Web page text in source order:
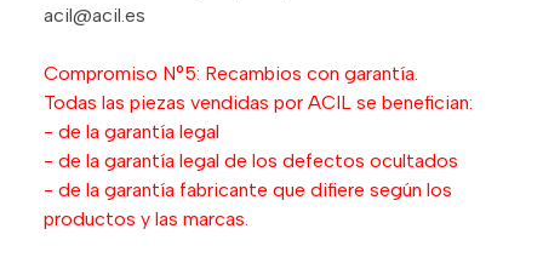
acil@acil.es
Compromiso N°5: Recambios con garantía.
Todas las piezas vendidas por ACIL se benefician:
- de la garantía legal
- de la garantía legal de los defectos ocultados
- de la garantía fabricante que difiere según los
productos y las marcas.